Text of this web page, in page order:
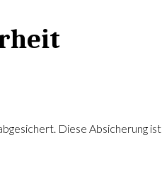
Diese Absicherung